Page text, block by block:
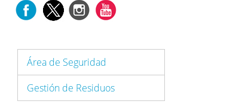
Área de Seguridad
Gestión de Residuos